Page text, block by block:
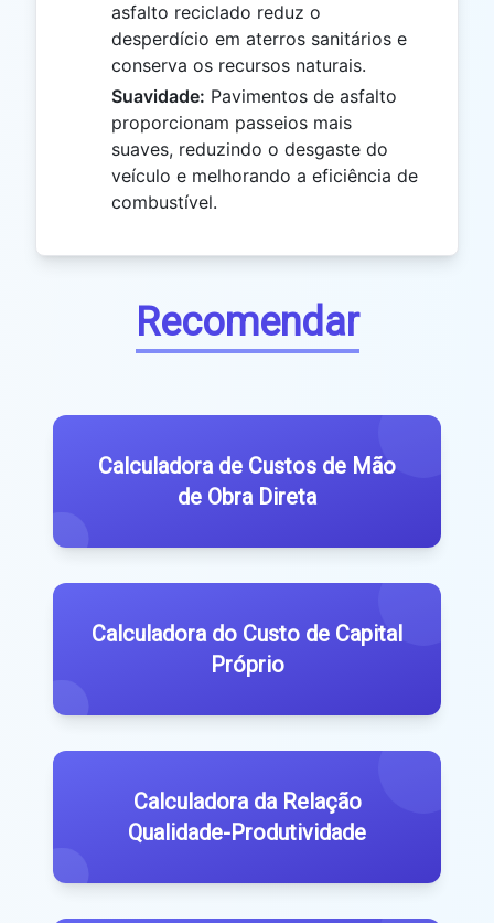
asfalto reciclado reduz o
desperdício em aterros sanitários e
conserva os recursos naturais.
Suavidade: Pavimentos de asfalto
proporcionam passeios mais
suaves, reduzindo o desgaste do
veículo e melhorando a eficiência de
combustível.
Recomendar
Calculadora de Custos de Mão
de Obra Direta
Calculadora do Custo de Capital
Próprio
Calculadora da Relação
Qualidade-Produtividade